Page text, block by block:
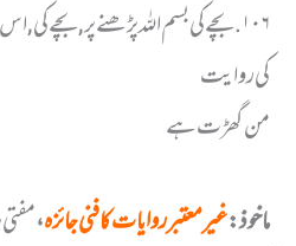
١٠٦. بچے کی بسم اللہ پڑھنے پر, بچے
کی روایت
من گھڑت ہے
ماخوذ:غیر معتبر روایات کا فنی جائزہ،